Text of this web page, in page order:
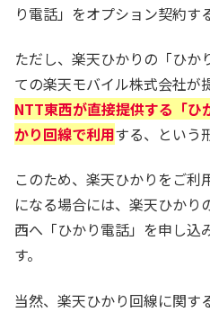
り電話」をオプション契約す
ただし、楽天ひかりの「ひか
ての楽天モバイル株式会社が
NTT東西が直接提供する「ひ
かり回線で利用する、という
このため、楽天ひかりをご利
になる場合には、楽天ひか
西へ「ひかり電話」を申し込
す。
当然、楽天ひかり回線に関す